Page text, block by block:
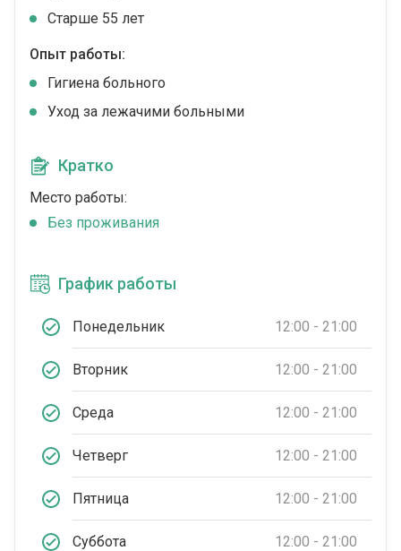
Cтарше 55 лет
Опыт работы:
Гигиена больного
Уход за лежачими больными
Кратко
Место работы:
Без проживания
График работы
Понедельник 12:00 - 21:00
Вторник 12:00 - 21:00
Среда 12:00 - 21:00
Четверг 12:00 - 21:00
Пятница 12:00 - 21:00
Суббота 12:00 - 21:00